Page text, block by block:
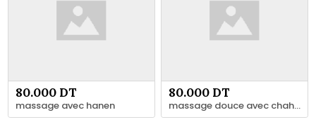
80.000 DT
massage avec hanen
80.000 DT
massage douce avec chahrazed